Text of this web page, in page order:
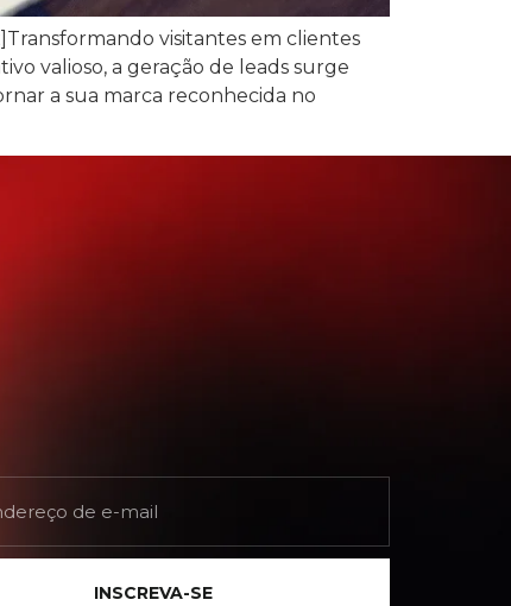
visitantes em clientes
valioso, a geração de leads surge
a sua marca reconhecida no
INSCREVA-SE